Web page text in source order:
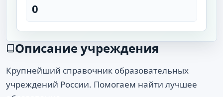
0
Описание учреждения
Крупнейший справочник образовательных
учреждений России. Помогаем найти лучшее